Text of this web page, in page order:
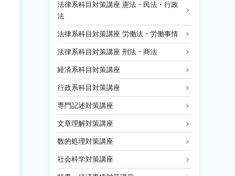
法律系科目対策講座 憲法・民法・行政
法
法律系科目対策講座 労働法・労働事情
法律系科目対策講座 刑法・商法
経済系科目対策講座
行政系科目対策講座
専門記述対策講座
文章理解対策講座
数的処理対策講座
社会科学対策講座